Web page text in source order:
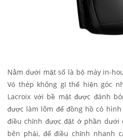
Nằm dưới mặt số là bộ máy in-
Vỏ thép không gỉ thể hiện góc
Lacroix với bề mặt được đánh
được làm lõm để đồng hồ có
điều chỉnh được đặt ở phần dưới
bên phải, để điều chỉnh nhanh